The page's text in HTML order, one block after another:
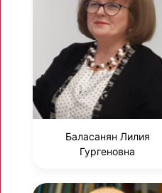
Баласанян Лилия
Гургеновна